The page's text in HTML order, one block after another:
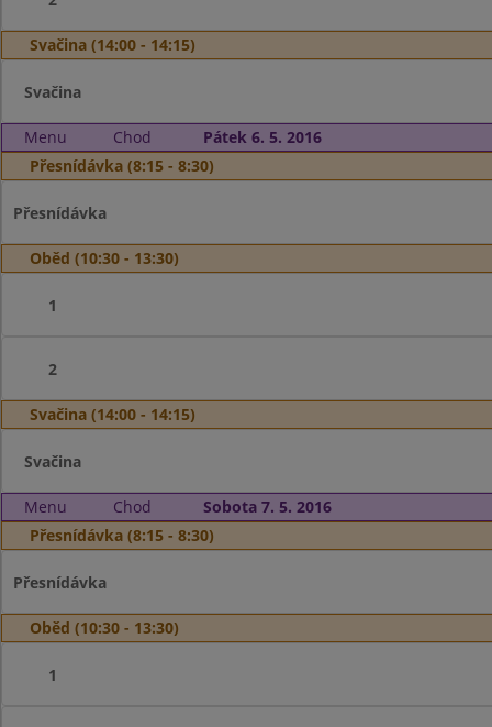
Svačina (14:00 - 14:15)
Svačina
Menu Chod
Pátek 6. 5. 2016
Přesnídávka (8:15 - 8:30)
Přesnídávka
Oběd (10:30 - 13:30)
1
2
Svačina (14:00 - 14:15)
Svačina
Menu Chod
Sobota 7. 5. 2016
Přesnídávka (8:15 - 8:30)
Přesnídávka
Oběd (10:30 - 13:30)
1